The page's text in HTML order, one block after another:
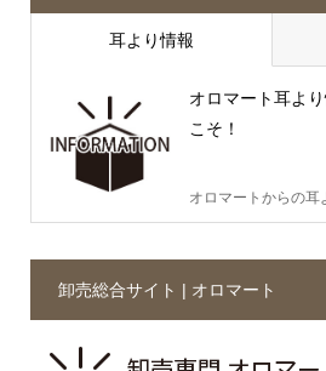
耳より情報
オロマート耳よ
こそ！
オロマートからの耳
卸売総合サイト | オロマート